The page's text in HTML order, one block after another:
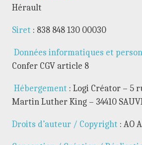
Hérault
Siret : 838 848 130 00030
Données informatiques et
Confer CGV article 8
Hébergement : Logi Créator – 5
Martin Luther King – 34410
Droits d’auteur / Copyright : AO